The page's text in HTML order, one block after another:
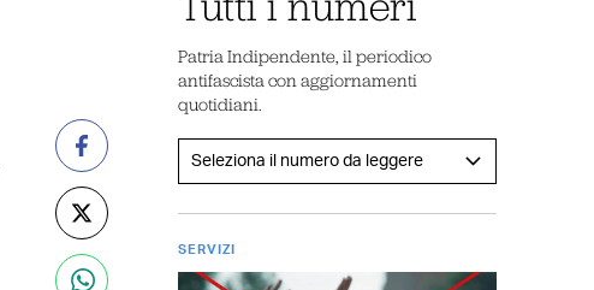
Patria Indipendente, il periodico
antifascista con aggiornamenti
quotidiani.
SERVIZI